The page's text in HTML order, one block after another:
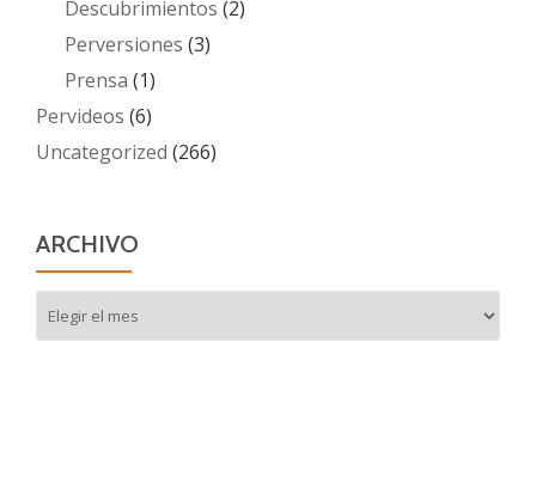
Descubrimientos (2)
Perversiones (3)
Prensa (1)
Pervideos (6)
Uncategorized (266)
ARCHIVO